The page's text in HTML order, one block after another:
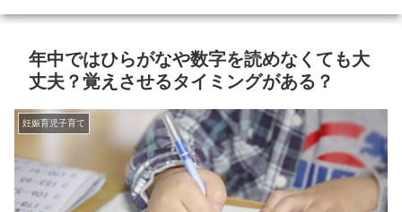
年中ではひらがなや数字を読めなくても大
丈夫？覚えさせるタイミングがある？
妊娠育児子育て